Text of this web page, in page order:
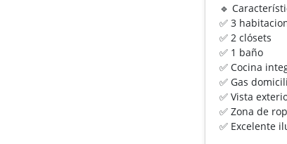
🔹
✅ 3
✅ 2 clósets
✅ 1 baño
✅ Cocina
✅ Gas
✅ Vista
✅ Zona de
✅ Excelente